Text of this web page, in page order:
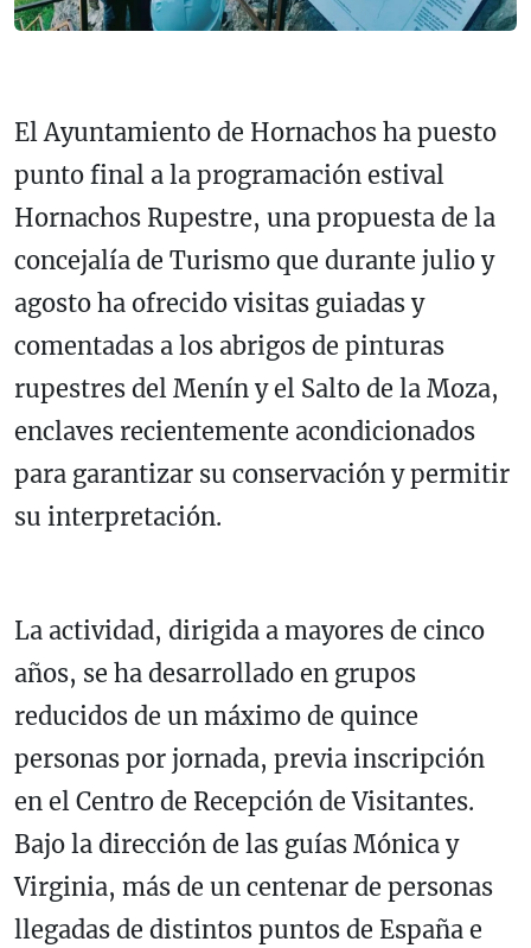
El Ayuntamiento de Hornachos ha puesto
punto final a la programación estival
Hornachos Rupestre, una propuesta de la
concejalía de Turismo que durante julio y
agosto ha ofrecido visitas guiadas y
comentadas a los abrigos de pinturas
rupestres del Menín y el Salto de la Moza,
enclaves recientemente acondicionados
para garantizar su conservación y permitir
su interpretación.
La actividad, dirigida a mayores de cinco
años, se ha desarrollado en grupos
reducidos de un máximo de quince
personas por jornada, previa inscripción
en el Centro de Recepción de Visitantes.
Bajo la dirección de las guías Mónica y
Virginia, más de un centenar de personas
llegadas de distintos puntos de España e